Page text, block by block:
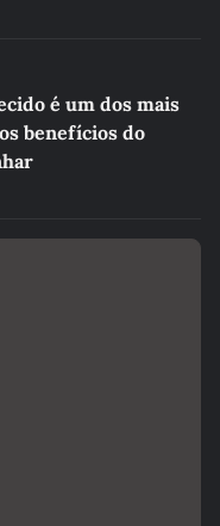
é um dos mais
benefícios do